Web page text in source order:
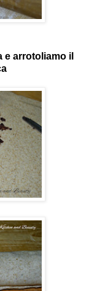
e arrotoliamo il